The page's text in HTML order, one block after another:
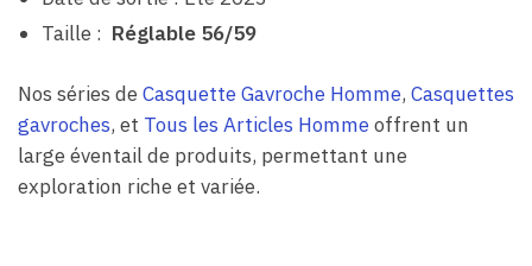
Taille : Réglable 56/59
Nos séries deCasquette Gavroche Homme, Casquettes
gavroches, et Tous les Articles Hommeoffrent un
large éventail de produits, permettant une
exploration riche et variée.